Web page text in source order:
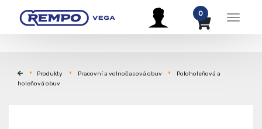
Menu
0
Produkty Pracovní a volnočasová obuv
Poloholeňová a
holeňová obuv